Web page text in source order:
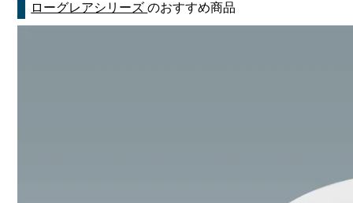
ローグレアシリーズのおすすめ商品